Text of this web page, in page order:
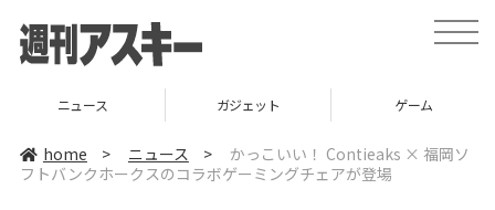
t
o
v
ニュース ガジェット ゲーム
home > ニュース >
かっこいい！ Contieaks × 福岡ソ
フトバンクホークスのコラボゲーミングチェアが登場